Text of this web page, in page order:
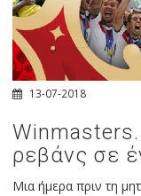
13-07-2018
ρεβάνς σε
Μια ήμερα πριν τη